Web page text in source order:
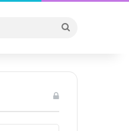
...